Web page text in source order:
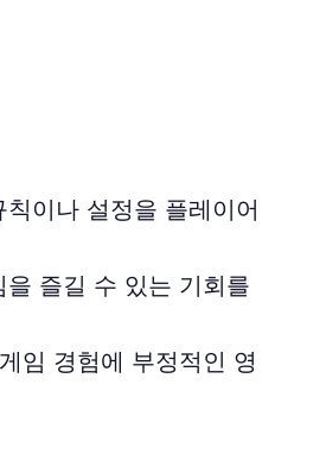
이나 설정을 플레이어
즐길 수 있는 기회를
임 경험에 부정적인 영